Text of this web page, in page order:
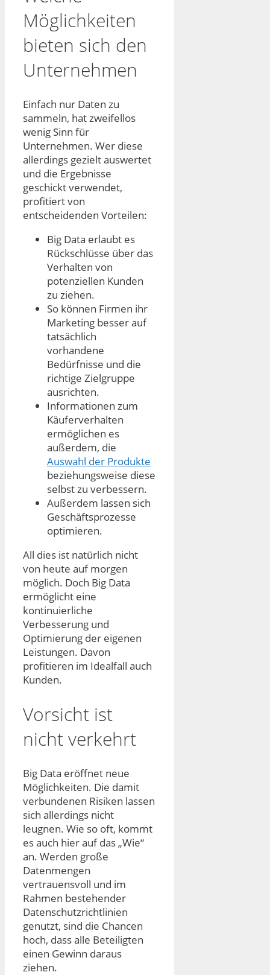
Möglichkeiten
bieten sich den
Unternehmen
Einfach nur Daten zu
sammeln, hat zweifellos
wenig Sinn für
Unternehmen. Wer diese
allerdings gezielt auswertet
und die Ergebnisse
geschickt verwendet,
profitiert von
entscheidenden Vorteilen:
Big Data erlaubt es
Rückschlüsse über das
Verhalten von
potenziellen Kunden
zu ziehen.
So können Firmen ihr
Marketing besser auf
tatsächlich
vorhandene
Bedürfnisse und die
richtige Zielgruppe
ausrichten.
Informationen zum
Käuferverhalten
ermöglichen es
außerdem, die
Auswahl der Produkte
beziehungsweise diese
selbst zu verbessern.
Außerdem lassen sich
Geschäftsprozesse
optimieren.
All dies ist natürlich nicht
von heute auf morgen
möglich. Doch Big Data
ermöglicht eine
kontinuierliche
Verbesserung und
Optimierung der eigenen
Leistungen. Davon
profitieren im Idealfall auch
Kunden.
Vorsicht ist
nicht verkehrt
Big Data eröffnet neue
Möglichkeiten. Die damit
verbundenen Risiken lassen
sich allerdings nicht
leugnen. Wie so oft, kommt
es auch hier auf das „Wie“
an. Werden große
Datenmengen
vertrauensvoll und im
Rahmen bestehender
Datenschutzrichtlinien
genutzt, sind die Chancen
hoch, dass alle Beteiligten
einen Gewinn daraus
ziehen.